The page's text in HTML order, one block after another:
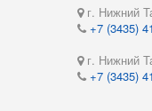
г. Нижний
+7 (3435)
г. Нижний
+7 (3435)